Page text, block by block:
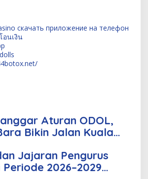
скачать приложение на телефон
อนเงิน
Aturan ODOL,
Bikin Jalan Kuala
Jajaran Pengurus
Periode 2026–2029